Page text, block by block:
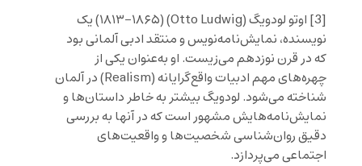
[3]
اوتو لودویگ (Otto Ludwig) (۱۸۱۳–۱۸۶۵) یک
نویسنده، نمایش‌نامه‌نویس و منتقد ادبی آلمانی بود
که در قرن نوزدهم می‌زیست. او به‌عنوان یکی از
چهره‌های مهم ادبیات واقع‌گرایانه (Realism) در آلمان
شناخته می‌شود. لودویگ بیشتر به خاطر داستان‌ها و
نمایش‌نامه‌هایش مشهور است که در آنها به بررسی
دقیق روان‌شناسی شخصیت‌ها و واقعیت‌های
اجتماعی می‌پردازد.